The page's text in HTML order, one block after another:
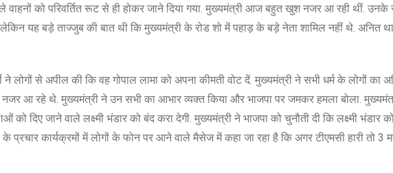
वाहनों को परिवर्तित रूट से ही होकर जाने दिया गया. मुख्यमंत्री आज बहुत खुश नजर आ रही थीं.
यह बड़े ताज्जुब की बात थी कि मुख्यमंत्री के रोड शो में पहाड़ के बड़े नेता शामिल नहीं थे. अनित
ने लोगों से अपील की कि वह गोपाल लामा को अपना कीमती वोट दें. मुख्यमंत्री ने सभी धर्म के लोगों का
नजर आ रहे थे. मुख्यमंत्री ने उन सभी का आभार व्यक्त किया और भाजपा पर जमकर हमला बोला.
को दिए जाने वाले लक्ष्मी भंडार को बंद करा देगी. मुख्यमंत्री ने भाजपा को चुनौती दी कि लक्ष्मी भंडार
कार्यक्रमों में लोगों के फोन पर आने वाले मैसेज में कहा जा रहा है कि अगर टीएमसी हारी तो 3